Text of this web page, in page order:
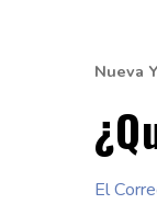
Nueva
El